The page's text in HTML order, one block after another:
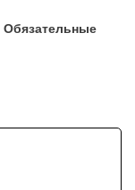
Обязательные